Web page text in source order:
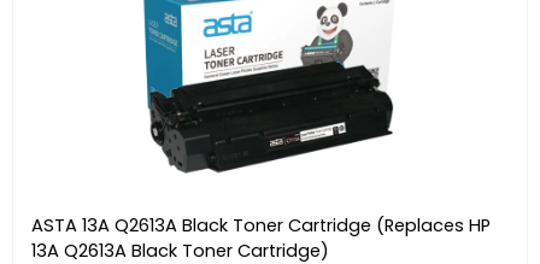
ASTA 13A Q2613A Black Toner Cartridge (Replaces HP
13A Q2613A Black Toner Cartridge)